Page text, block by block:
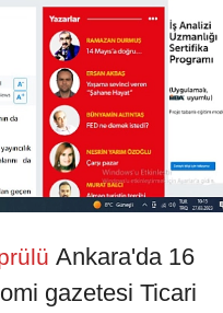
Ankara'da 16
gazetesi Ticari